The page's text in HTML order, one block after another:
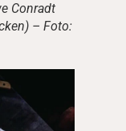
Conradt
– Foto: